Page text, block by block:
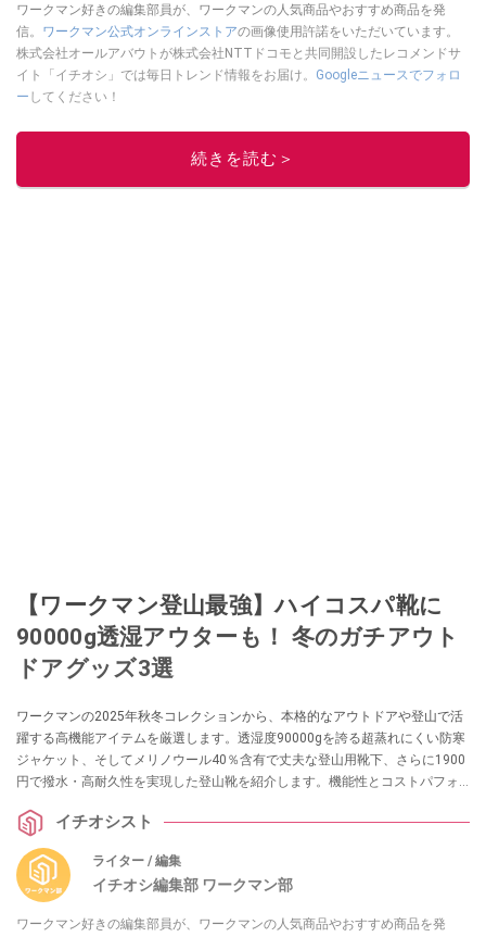
ワークマン好きの編集部員が、ワークマンの人気商品やおすすめ商品を発
信。 ワークマン公式オンラインストアの画像使用許諾をいただいています。
株式会社オールアバウトが株式会社NTTドコモと共同開設したレコメンドサ
イト「イチオシ」では毎日トレンド情報をお届け。 Googleニュースでフォロ
ー してください！
このイチオシストの他の記事を読む
続きを読む＞
【ワークマン登山最強】ハイコスパ靴に
90000g透湿アウターも！ 冬のガチアウト
ドアグッズ3選
ワークマンの2025年秋冬コレクションから、本格的なアウトドアや登山で活
躍する高機能アイテムを厳選します。透湿度90000gを誇る超蒸れにくい防寒
ジャケット、そしてメリノウール40％含有で丈夫な登山用靴下、さらに1900
円で撥水・高耐久性を実現した登山靴を紹介します。機能性とコストパフォ
イチオシスト
ライター / 編集
イチオシ編集部 ワークマン部
ワークマン好きの編集部員が、ワークマンの人気商品やおすすめ商品を発